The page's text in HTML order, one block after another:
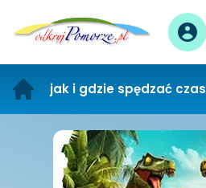
jak i gdzie spędzać czas